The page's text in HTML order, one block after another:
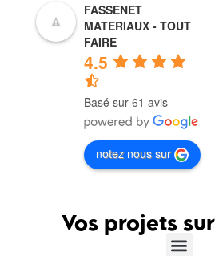
FASSENET
MATERIAUX - TOUT
FAIRE
4.5
Basé sur 61 avis
notez nous sur
Vos projets